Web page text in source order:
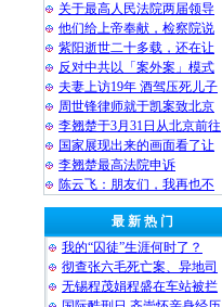
关于最高人民法院两届领导
他们给上帝奉献，检察院说
紫阳逝世二十多载，还在让
反对中共以「案外案」模式
夫妻上访19年 酒驾压死儿子
周世锋律师就于凯案致北京
李翘楚于3月31日从北京前往
国家展现出来的画面看了让
李翘楚最高法院申诉
陈云飞：朋友们，我再也不
最 新 热 门
我的“囚徒”生涯何时了？
彻查张六毛死亡案、异地司
无锡程茂娟程盛在车站被拦